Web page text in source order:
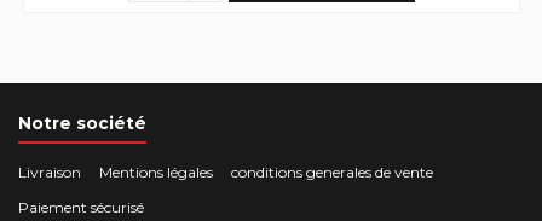
Notre société
Livraison Mentions légales
conditions generales de vente
Paiement sécurisé